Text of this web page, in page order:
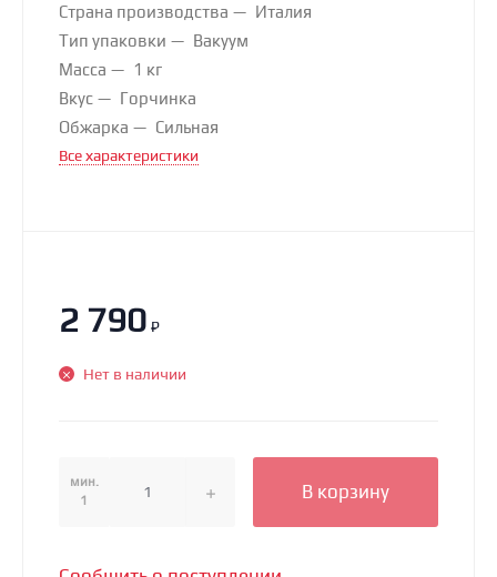
Страна производства
Италия
Тип упаковки
Вакуум
Масса
1 кг
Вкус
Горчинка
Обжарка
Сильная
Все характеристики
2 790 ₽
Нет в наличии
мин.
1
В корзину